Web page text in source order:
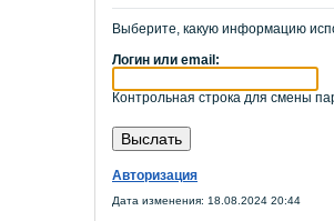
Выберите, какую информацию
Логин или email:
Контрольная строка для смены
Авторизация
Дата изменения: 18.08.2024 20:44